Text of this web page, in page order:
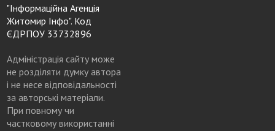
"Інформаційна Агенція
Житомир Інфо". Код
ЄДРПОУ 33732896
Адміністрація сайту може
не розділяти думку автора
і не несе відповідальності
за авторські матеріали.
При повному чи
частковому використанні